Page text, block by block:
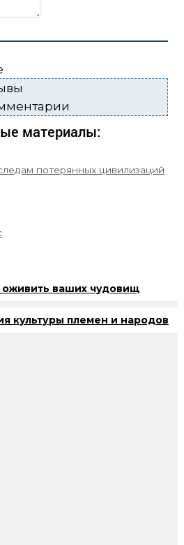
материалы:
потерянных цивилизаций
оживить ваших чудовищ
культуры племен и народов